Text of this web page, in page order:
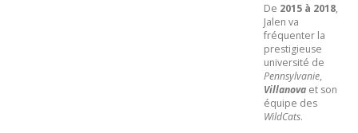
De 2015 à 2018,
Jalen va
fréquenter la
prestigieuse
université de
Pennsylvanie,
Villanova et son
équipe des
WildCats.